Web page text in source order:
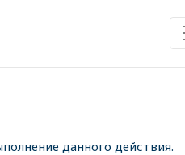
данного действия.